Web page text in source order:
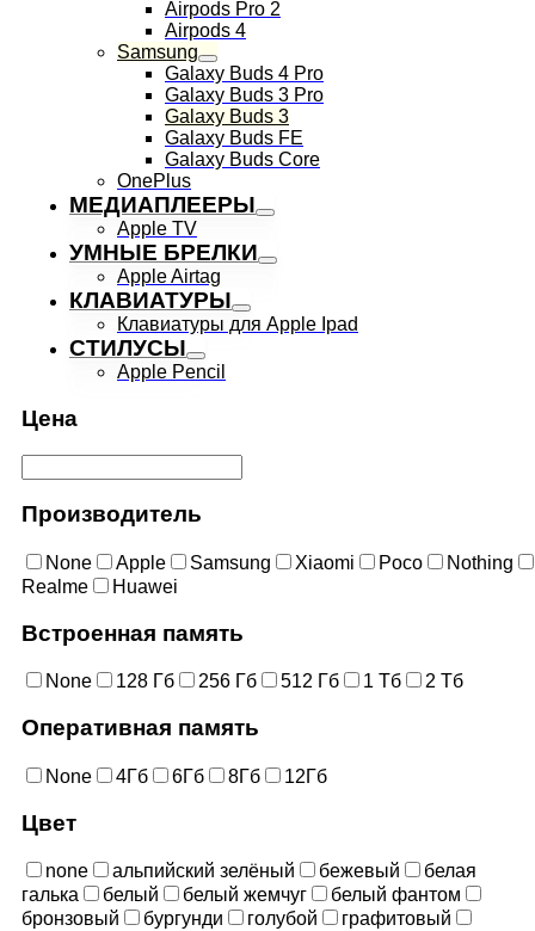
Airpods Pro 2
Airpods 4
Samsung
Galaxy Buds 4 Pro
Galaxy Buds 3 Pro
Galaxy Buds 3
Galaxy Buds FE
Galaxy Buds Core
OnePlus
МЕДИАПЛЕЕРЫ
Apple TV
УМНЫЕ БРЕЛКИ
Apple Airtag
КЛАВИАТУРЫ
Клавиатуры для Apple Ipad
СТИЛУСЫ
Apple Pencil
Цена
Производитель
None Apple Samsung Xiaomi Poco
Nothing
Realme
Huawei
Встроенная память
None 128 Гб 256 Гб 512 Гб 1 Тб 2 Тб
Оперативная память
None 4Гб 6Гб 8Гб 12Гб
Цвет
none альпийский зелёный бежевый
белая
галька
белый белый жемчуг
белый фантом
бронзовый
бургунди голубой
графитовый